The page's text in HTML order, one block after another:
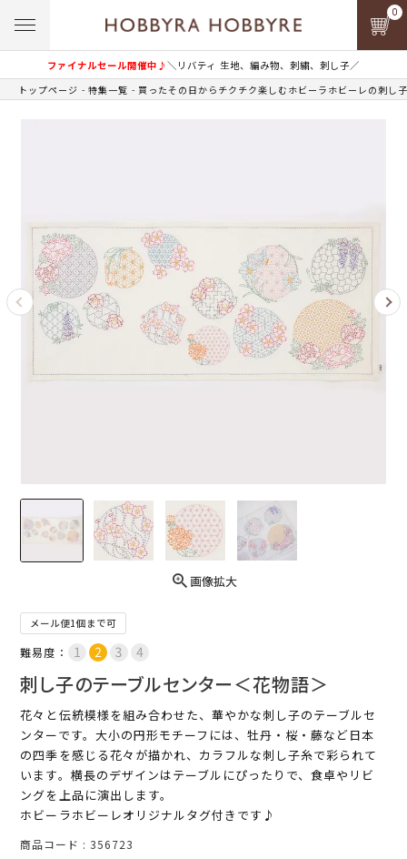
ファイナルセール開催中♪＼リバティ 生地、編み物、刺繍、刺し子／
0
トップページ 特集一覧 買ったその日からチクチク楽しむホビーラホビーレの刺し子
画像拡大
メール便1個まで可
難易度：
刺し子のテーブルセンター＜花物語＞
花々と伝統模様を組み合わせた、華やかな刺し子のテーブルセ
ンターです。大小の円形モチーフには、牡丹・桜・藤など日本
の四季を感じる花々が描かれ、カラフルな刺し子糸で彩られて
います。横長のデザインはテーブルにぴったりで、食卓やリビ
ングを上品に演出します。
ホビーラホビーレオリジナルタグ付きです♪
商品コード 356723